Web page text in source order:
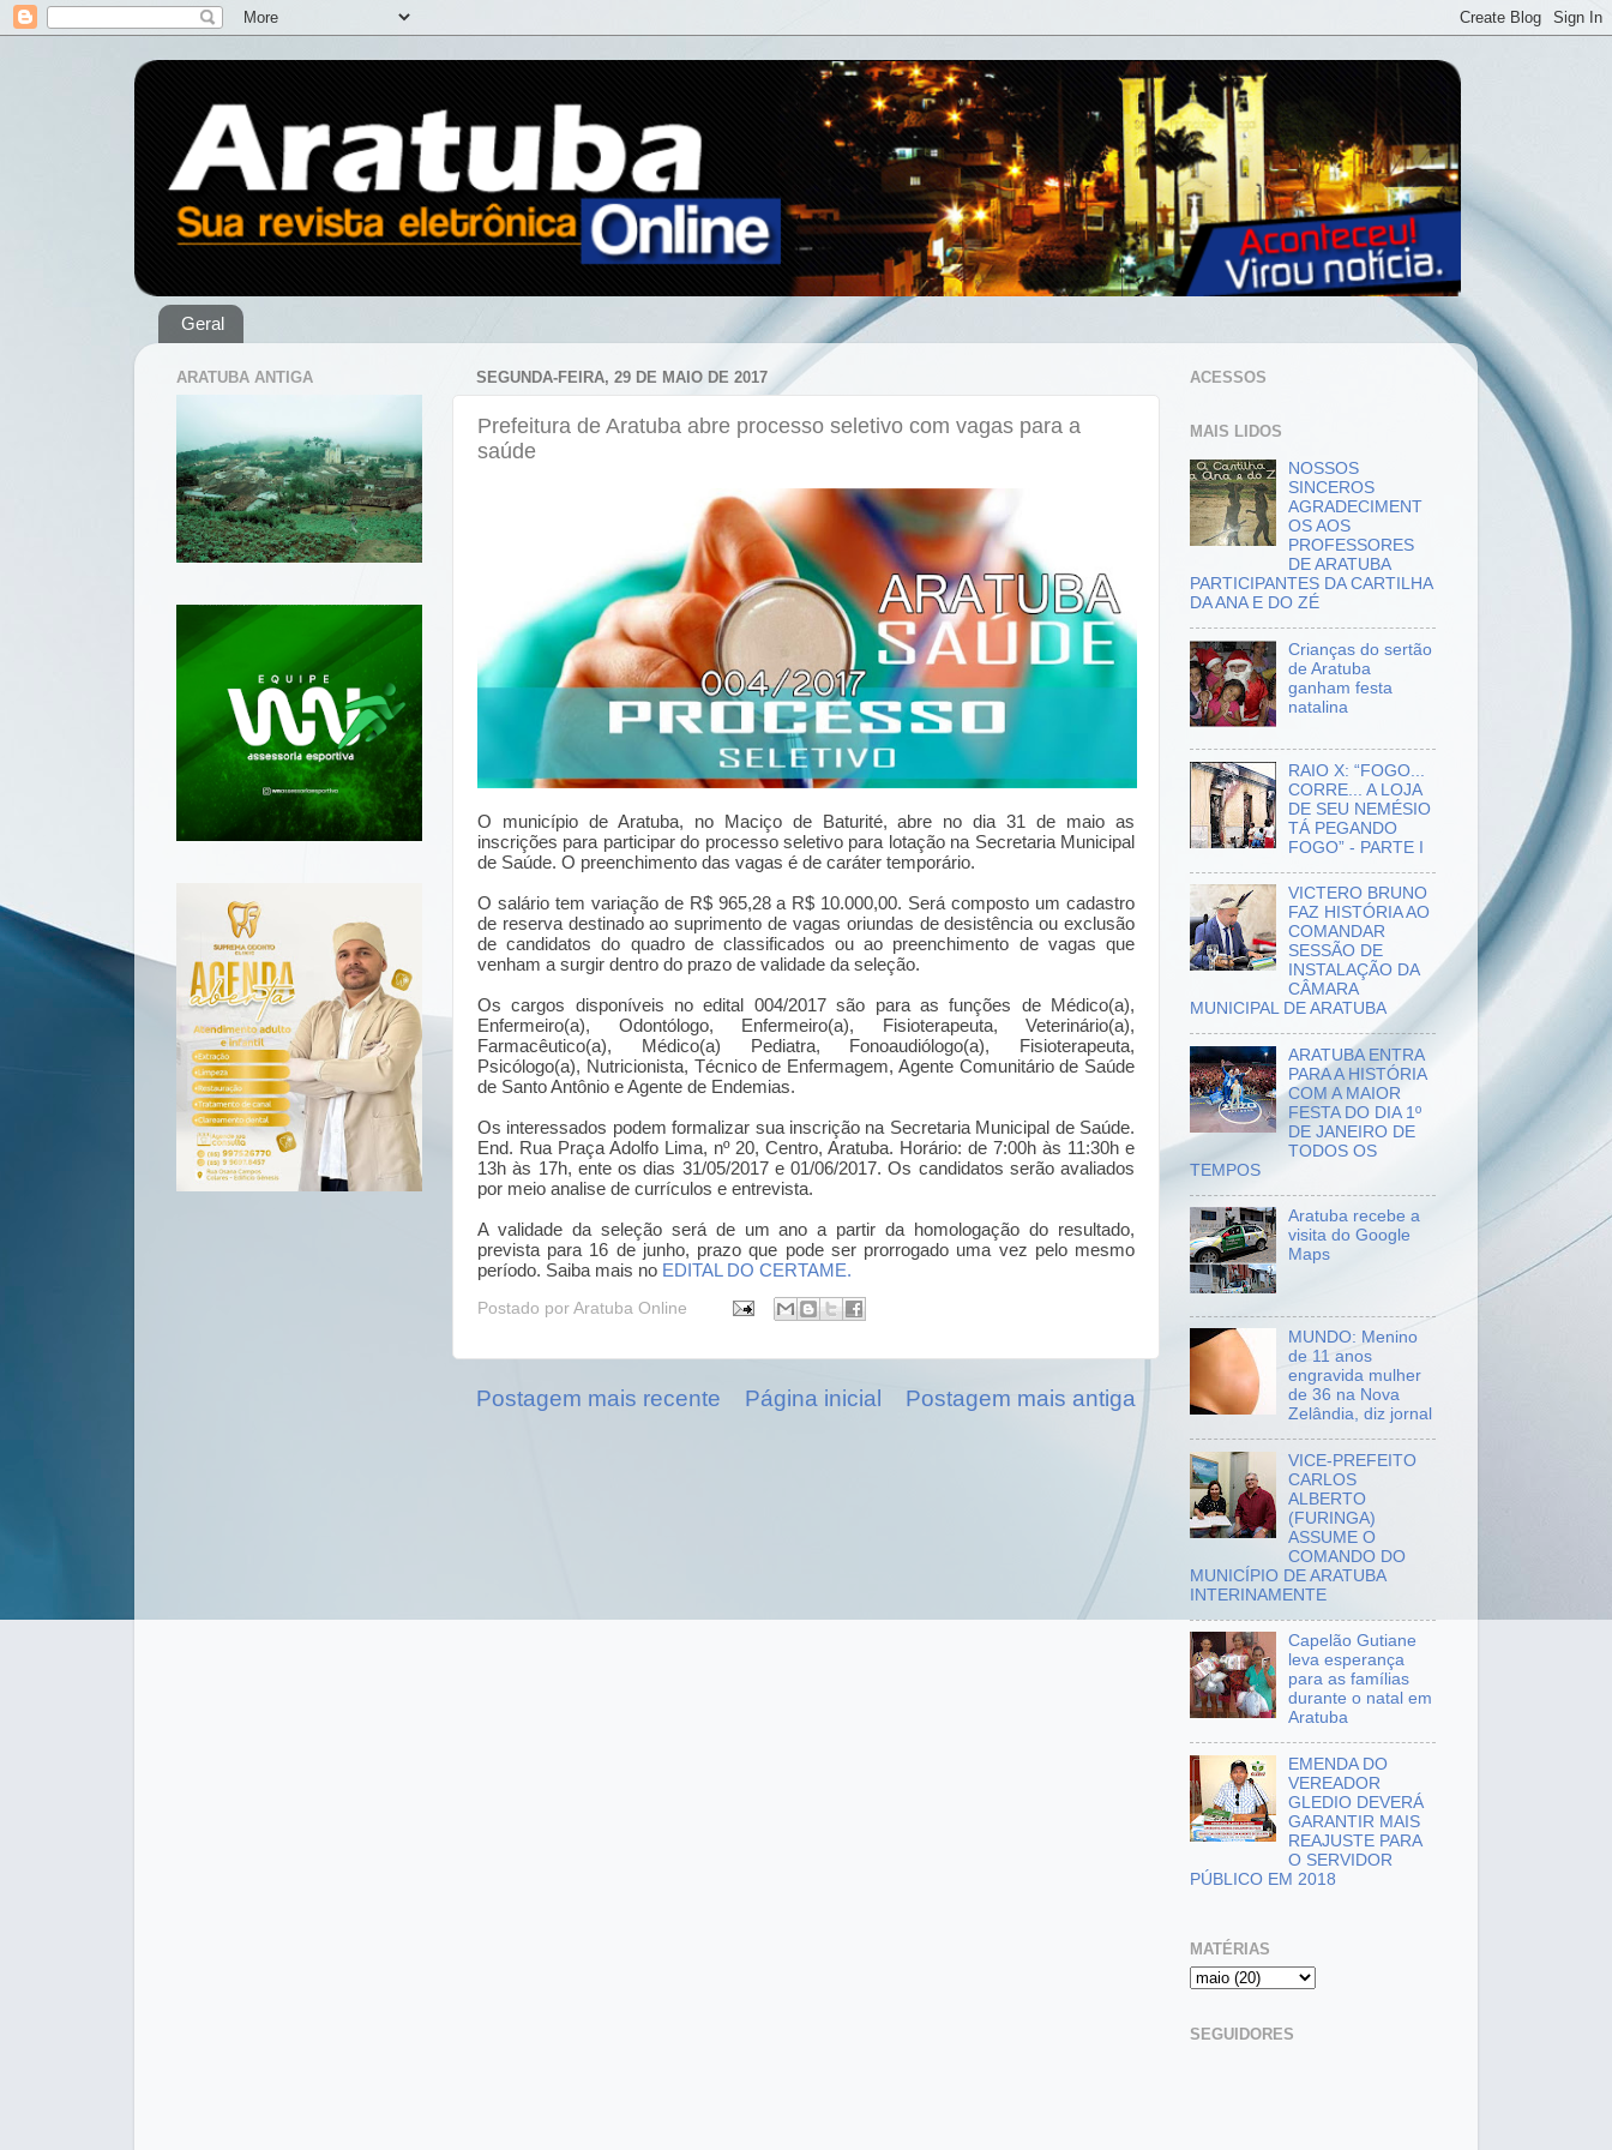
Geral
SEGUNDA-FEIRA, 29 DE MAIO DE 2017
Prefeitura de Aratuba abre processo seletivo com vagas para a
saúde
O município de Aratuba, no Maciço de Baturité, abre no dia 31 de maio as
inscrições para participar do processo seletivo para lotação na Secretaria Municipal
de Saúde. O preenchimento das vagas é de caráter temporário.
O salário tem variação de R$ 965,28 a R$ 10.000,00. Será composto um cadastro
de reserva destinado ao suprimento de vagas oriundas de desistência ou exclusão
de candidatos do quadro de classificados ou ao preenchimento de vagas que
venham a surgir dentro do prazo de validade da seleção.
Os cargos disponíveis no edital 004/2017 são para as funções de Médico(a),
Enfermeiro(a), Odontólogo, Enfermeiro(a), Fisioterapeuta, Veterinário(a),
Farmacêutico(a), Médico(a) Pediatra, Fonoaudiólogo(a), Fisioterapeuta,
Psicólogo(a), Nutricionista, Técnico de Enfermagem, Agente Comunitário de Saúde
de Santo Antônio e Agente de Endemias.
Os interessados podem formalizar sua inscrição na Secretaria Municipal de Saúde.
End. Rua Praça Adolfo Lima, nº 20, Centro, Aratuba. Horário: de 7:00h às 11:30h e
13h às 17h, ente os dias 31/05/2017 e 01/06/2017. Os candidatos serão avaliados
por meio analise de currículos e entrevista.
A validade da seleção será de um ano a partir da homologação do resultado,
prevista para 16 de junho, prazo que pode ser prorrogado uma vez pelo mesmo
período. Saiba mais no EDITAL DO CERTAME.
Postado por Aratuba Online
Postagem mais recente Postagem mais antiga
Página inicial
ARATUBA ANTIGA ACESSOS
MAIS LIDOS
NOSSOS
SINCEROS
AGRADECIMENT
OS AOS
PROFESSORES
DE ARATUBA
PARTICIPANTES DA CARTILHA
DA ANA E DO ZÉ
Crianças do sertão
de Aratuba
ganham festa
natalina
RAIO X: “FOGO...
CORRE... A LOJA
DE SEU NEMÉSIO
TÁ PEGANDO
FOGO” - PARTE I
VICTERO BRUNO
FAZ HISTÓRIA AO
COMANDAR
SESSÃO DE
INSTALAÇÃO DA
CÂMARA
MUNICIPAL DE ARATUBA
ARATUBA ENTRA
PARA A HISTÓRIA
COM A MAIOR
FESTA DO DIA 1º
DE JANEIRO DE
TODOS OS
TEMPOS
Aratuba recebe a
visita do Google
Maps
MUNDO: Menino
de 11 anos
engravida mulher
de 36 na Nova
Zelândia, diz jornal
VICE-PREFEITO
CARLOS
ALBERTO
(FURINGA)
ASSUME O
COMANDO DO
MUNICÍPIO DE ARATUBA
INTERINAMENTE
Capelão Gutiane
leva esperança
para as famílias
durante o natal em
Aratuba
EMENDA DO
VEREADOR
GLEDIO DEVERÁ
GARANTIR MAIS
REAJUSTE PARA
O SERVIDOR
PÚBLICO EM 2018
MATÉRIAS
SEGUIDORES